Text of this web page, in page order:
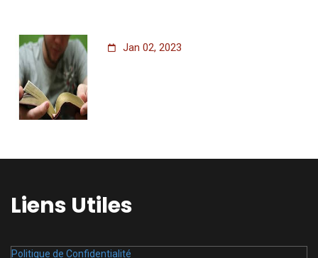
Jan 02, 2023
Liens Utiles
Politique de Confidentialité